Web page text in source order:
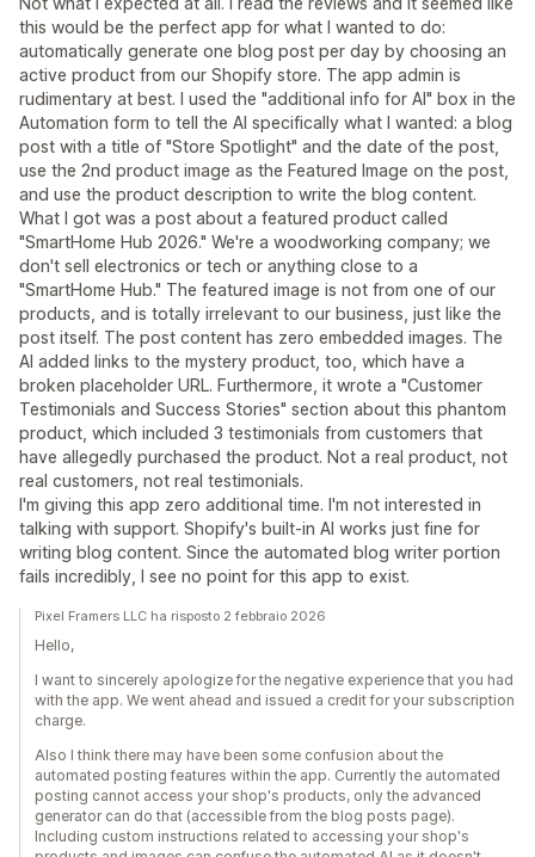
this would be the perfect app for what I wanted to do:
automatically generate one blog post per day by choosing an
active product from our Shopify store. The app admin is
rudimentary at best. I used the "additional info for AI" box in the
Automation form to tell the AI specifically what I wanted: a blog
post with a title of "Store Spotlight" and the date of the post,
use the 2nd product image as the Featured Image on the post,
and use the product description to write the blog content.
What I got was a post about a featured product called
"SmartHome Hub 2026." We're a woodworking company; we
don't sell electronics or tech or anything close to a
"SmartHome Hub." The featured image is not from one of our
products, and is totally irrelevant to our business, just like the
post itself. The post content has zero embedded images. The
AI added links to the mystery product, too, which have a
broken placeholder URL. Furthermore, it wrote a "Customer
Testimonials and Success Stories" section about this phantom
product, which included 3 testimonials from customers that
have allegedly purchased the product. Not a real product, not
real customers, not real testimonials.
I'm giving this app zero additional time. I'm not interested in
talking with support. Shopify's built-in AI works just fine for
writing blog content. Since the automated blog writer portion
fails incredibly, I see no point for this app to exist.
Pixel Framers LLC ha risposto 2 febbraio 2026
Hello,
I want to sincerely apologize for the negative experience that you had
with the app. We went ahead and issued a credit for your subscription
charge.
Also I think there may have been some confusion about the
automated posting features within the app. Currently the automated
posting cannot access your shop's products, only the advanced
generator can do that (accessible from the blog posts page).
Including custom instructions related to accessing your shop's